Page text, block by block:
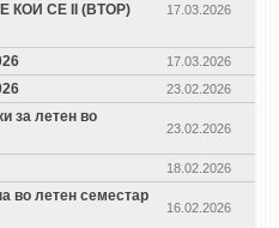
КОИ СЕ II (ВТОР)
17.03.2026
17.03.2026
23.02.2026
за летен во
23.02.2026
18.02.2026
во летен семестар
16.02.2026